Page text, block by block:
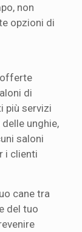
non
opzioni di
di
più servizi
unghie,
saloni
i clienti
cane tra
del tuo